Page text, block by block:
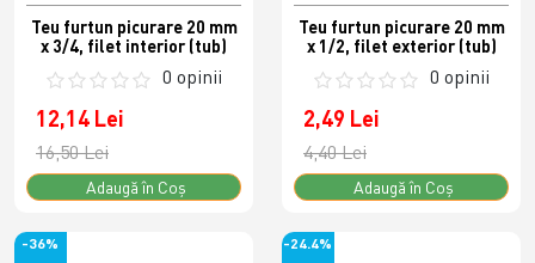
Teu furtun picurare 20 mm
x 3/4, filet interior (tub)
0 opinii
12,14 Lei
16,50 Lei
Adaugă în Coş
Teu furtun picurare 20 mm
x 1/2, filet exterior (tub)
0 opinii
2,49 Lei
4,40 Lei
Adaugă în Coş
-36% -24.4%